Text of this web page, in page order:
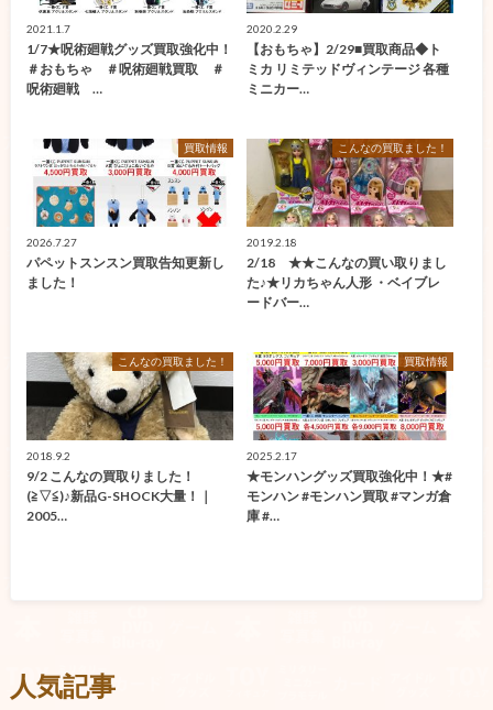
2021.1.7
1/7★呪術廻戦グッズ買取強化中！
＃おもちゃ ＃呪術廻戦買取 ＃
呪術廻戦 …
2020.2.29
【おもちゃ】2/29■買取商品◆ト
ミカ リミテッドヴィンテージ 各種
ミニカー…
買取情報
2026.7.27
パペットスンスン買取告知更新し
ました！
こんなの買取ました！
2019.2.18
2/18 ★★こんなの買い取りまし
た♪★リカちゃん人形 ・ベイブレ
ードバー…
こんなの買取ました！
2018.9.2
9/2 こんなの買取りました！
(≧▽≦)♪新品G-SHOCK大量！｜
2005…
買取情報
2025.2.17
★モンハングッズ買取強化中！★#
モンハン #モンハン買取 #マンガ倉
庫 #…
人気記事